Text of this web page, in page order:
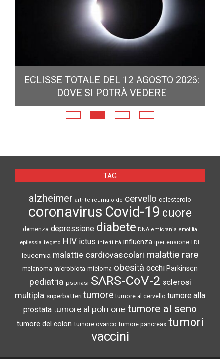
ECLISSE TOTALE DEL 12 AGOSTO 2026:
DOVE SI POTRÀ VEDERE
TAG
alzheimer artrite reumatoide cervello colesterolo
coronavirus Covid-19 cuore
demenza depressione diabete DNA emicrania emofilia
epilessia fegato HIV ictus infertilità influenza ipertensione LDL
leucemia malattie cardiovascolari malattie rare
melanoma microbiota mieloma obesità occhi Parkinson
pediatria psoriasi SARS-CoV-2 sclerosi
multipla superbatteri tumore tumore al cervello tumore alla
prostata tumore al polmone tumore al seno
tumore del colon tumore ovarico tumore pancreas tumori
vaccini